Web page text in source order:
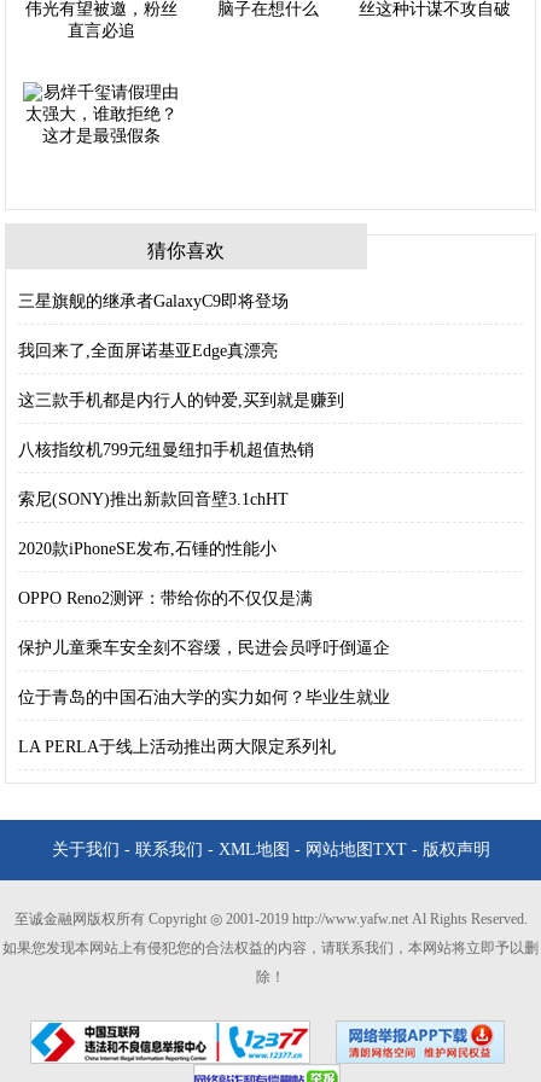
猜你喜欢
三星旗舰的继承者GalaxyC9即将登场
我回来了,全面屏诺基亚Edge真漂亮
这三款手机都是内行人的钟爱,买到就是赚到
八核指纹机799元纽曼纽扣手机超值热销
索尼(SONY)推出新款回音壁3.1chHT
2020款iPhoneSE发布,石锤的性能小
OPPO Reno2测评：带给你的不仅仅是满
保护儿童乘车安全刻不容缓，民进会员呼吁倒逼企
位于青岛的中国石油大学的实力如何？毕业生就业
LA PERLA于线上活动推出两大限定系列礼
关于我们 - 联系我们 - XML地图 - 网站地图 TXT- 版权声明
至诚金融网版权所有 Copyright ◎ 2001-2019 http://www.yafw.net Al Rights Reserved.
如果您发现本网站上有侵犯您的合法权益的内容，请联系我们，本网站将立即予以删
除！